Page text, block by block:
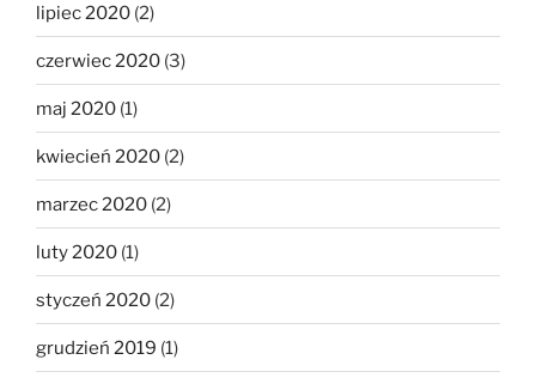
lipiec 2020 (2)
czerwiec 2020 (3)
maj 2020 (1)
kwiecień 2020 (2)
marzec 2020 (2)
luty 2020 (1)
styczeń 2020 (2)
grudzień 2019 (1)